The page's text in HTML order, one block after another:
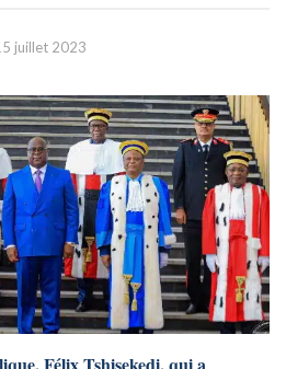
juillet 2023